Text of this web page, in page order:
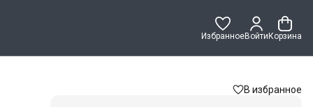
ИзбранноеВойти Корзина
В избранное